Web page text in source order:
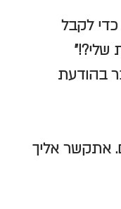
לקבל
שלי?!״
בהודעת
אתקשר אליך